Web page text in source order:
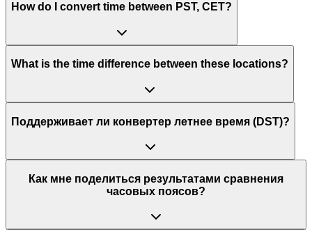
How do I convert time between PST, CET?
What is the time difference between these locations?
Поддерживает ли конвертер летнее время (DST)?
Как мне поделиться результатами сравнения
часовых поясов?